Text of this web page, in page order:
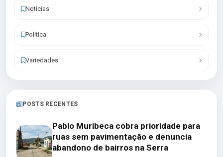
Notícias
Política
Variedades
POSTS RECENTES
Pablo Muribeca cobra prioridade para
ruas sem pavimentação e denuncia
abandono de bairros na Serra